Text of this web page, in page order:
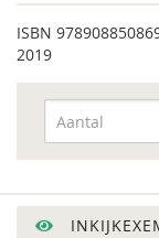
ISBN
2019